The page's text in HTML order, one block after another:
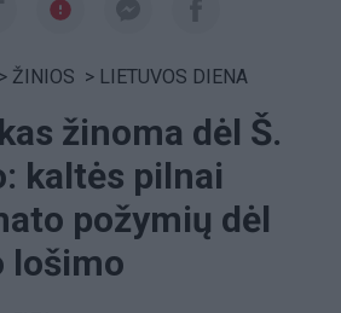
> ŽINIOS > LIETUVOS DIENA
žinoma dėl Š.
kaltės pilnai
požymių dėl
lošimo